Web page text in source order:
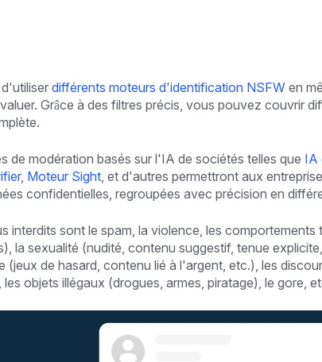
différents moteurs d'identification NSFWen
Grâce à des filtres précis, vous pouvez couvrir
de modération basés sur l'IA de sociétés telles que IA
, Moteur Sight, et d'autres permettront aux
confidentielles, regroupées avec précision en
interdits sont le spam, la violence, les comportements
la sexualité (nudité, contenu suggestif, tenue
(jeux de hasard, contenu lié à l'argent, etc.), les
objets illégaux (drogues, armes, piratage), le gore,